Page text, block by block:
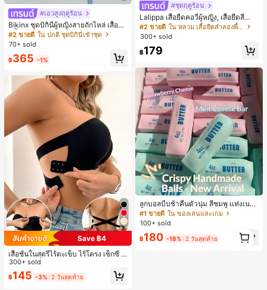
#เอวสูงฤดูร้อน
Bikinx ชุดบิกินี่ผู้หญิงสายถักไหล่ เสื้อว่า
ยน้ำวันพีซมีโครงพร้อมสายผูกหลังสีตัด
กัน สำหรับเที่ยวพักผ่อน ชายหาด ฤดูร้อ
#2 ขายดี ใน ปกติ ชุดบิกินี่เข้าชุด
70+ sold
฿365 -1%
Save ฿4
เสื้อชั้นในสตรีไร้ตะเข็บ ไร้โครง เซ็กซี่ ด้
านข้างไม่ลื่น แผ่นรองถอดได้ ลายไขว้ห
ลัง ไร้สาย สบายตลอดวัน
300+ sold
฿145 -3% 2 วันสุดท้าย
#ชุดฤดูร้อน
Lalippa เสื้อยืดคอวีผู้หญิง, เสื้อยืดสีน้ำเ
งินสไตล์มินิมอลเรโทร, เสื้อยืดผู้หญิงทร
งหลวมสบาย, พิมพ์ตัวอักษรและตัวเลข
ดูร้อน, ลวดลายดีไซน์, ความรู้สึกพรีเมีย
น, กลางแจ้ง, ช้อปปิ้ง, การเดินทาง, เสื้อ
ผ้ากลางแจ้ง
#2 ขายดี
ใน หลวม เสื้อยืดลำลองพื้นฐาน
300+ sold
฿179
ลูกบอลบีบช้าคืนตัวนุ่ม สีชมพู แท่งเนย
บีบคลายเครียด นุ่มยืดหยุ่น ของเล่นบีบ
4 ออนซ์ ของเล่นเกลือ เหมาะสำหรับขอ
ของขวัญวันเกิด ของขวัญอีสเตอร์ ของ
ขวัญฮาโลวีน ของขวัญคริสต์มาส ของข
#1 ขายดี ใน ของเล่นและเกม
100+ sold
฿180 -18% 2 วันสุดท้าย
1